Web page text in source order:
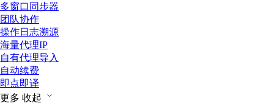
多窗口同步器
团队协作
操作日志溯源
海量代理IP
自有代理导入
自动续费
即点即译
更多 收起